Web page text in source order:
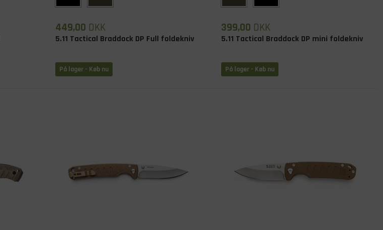
449,00 DKK
5.11 Tactical Braddock DP Full foldekniv
På lager - Køb nu
399,00 DKK
5.11 Tactical Braddock DP mini foldekniv
På lager - Køb nu